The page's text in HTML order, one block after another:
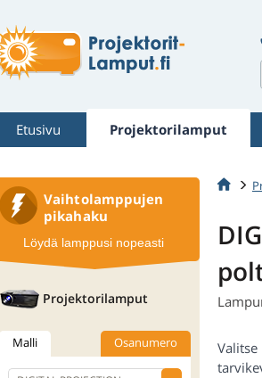
Etusivu Projektorilamput
Vaihtolamppujen
pikahaku
Löydä lamppusi nopeasti
Projektorilamput
Malli Osanumero